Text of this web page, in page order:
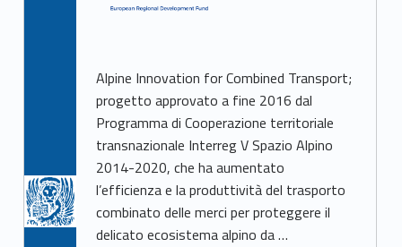
Alpine Innovation for Combined Transport;
progetto approvato a fine 2016 dal
Programma di Cooperazione territoriale
transnazionale Interreg V Spazio Alpino
2014-2020, che ha aumentato
l’efficienza e la produttività del trasporto
combinato delle merci per proteggere il
delicato ecosistema alpino da …